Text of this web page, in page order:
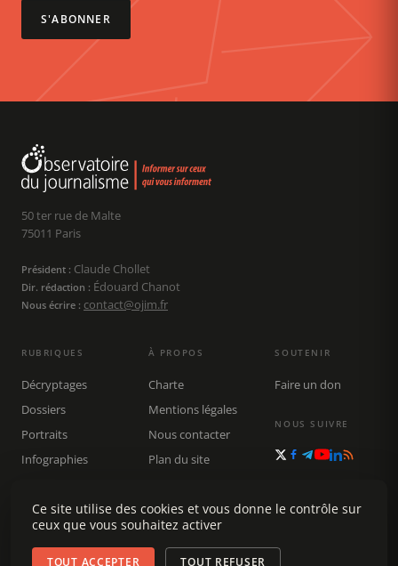
S'ABONNER
50 ter rue de Malte
75011 Paris
Président : Claude Chollet
Dir. rédaction : Édouard Chanot
Nous écrire : contact@ojim.fr
RUBRIQUES
Décryptages
Dossiers
Portraits
Infographies
Rechercher
À PROPOS
Charte
Mentions légales
Nous contacter
Plan du site
SOUTENIR
Faire un don
NOUS SUIVRE
Ce site utilise des cookies et vous donne le contrôle sur
ceux que vous souhaitez activer
TOUT ACCEPTER TOUT REFUSER